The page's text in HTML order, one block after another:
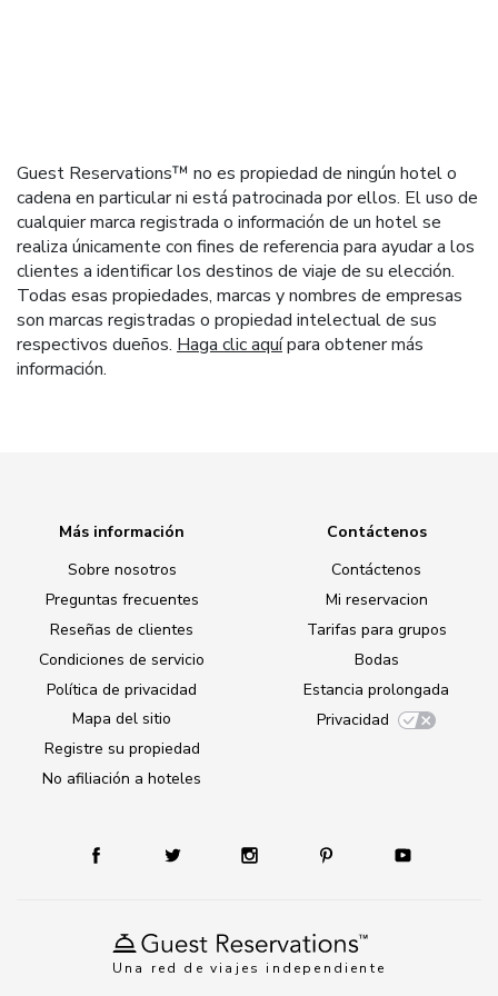
Guest Reservations™ no es propiedad de ningún hotel o
cadena en particular ni está patrocinada por ellos. El uso de
cualquier marca registrada o información de un hotel se
realiza únicamente con fines de referencia para ayudar a los
clientes a identificar los destinos de viaje de su elección.
Todas esas propiedades, marcas y nombres de empresas
son marcas registradas o propiedad intelectual de sus
respectivos dueños. Haga clic aquípara obtener más
información.
Una red de viajes independiente
Más información
Sobre nosotros
Preguntas frecuentes
Reseñas de clientes
Condiciones de servicio
Política de privacidad
Mapa del sitio
Registre su propiedad
No afiliación a hoteles
Contáctenos
Contáctenos
Mi reservacion
Tarifas para grupos
Bodas
Estancia prolongada
Privacidad